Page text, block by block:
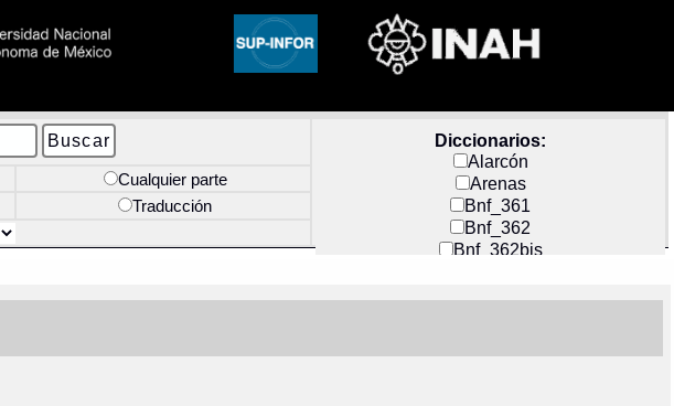
Diccionarios:
Alarcón
Arenas
Bnf_361
Bnf_362
Bnf_362bis
Docs_México
Cualquier parte
Traducción